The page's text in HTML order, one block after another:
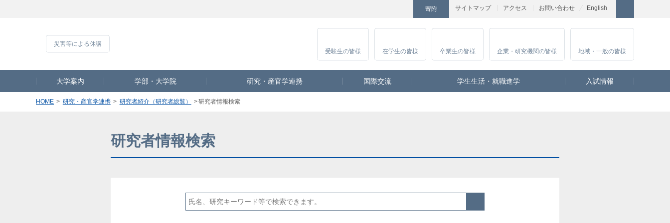
サイトマップ アクセス お問い合わせ
寄附 English
Instagram
受験生の皆様 在学生の皆様 卒業生の皆様 企業・研究機関の皆様 地域・一般の皆様
大学案内 学部・大学院 研究・産官学連携 国際交流 学生生活・就職進学 入試情報
HOME 研究・産官学連携 研究者紹介（研究者総覧） 研究者情報検索
研究者情報検索